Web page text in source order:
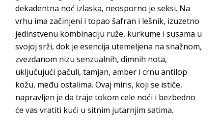
dekadentna noć izlaska, neosporno je seksi. Na
vrhu ima začinjeni i topao šafran i lešnik, izuzetno
jedinstvenu kombinaciju ruže, kurkume i susama u
svojoj srži, dok je esencija utemeljena na snažnom,
zvezdanom nizu senzualnih, dimnih nota,
uključujući pačuli, tamjan, amber i crnu antilop
kožu, među ostalima. Ovaj miris, koji se ističe,
napravljen je da traje tokom cele noći i bezbedno
će vas vratiti kući u sitnim jutarnjim satima.